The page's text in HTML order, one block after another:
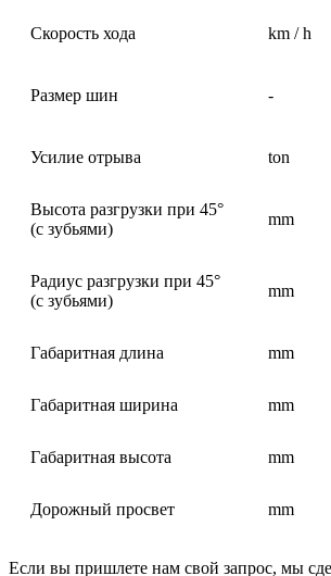
Скорость хода km / h
Размер шин -
Усилие отрыва ton
Высота разгрузки при 45°
(с зубьями)
mm
Радиус разгрузки при 45°
(с зубьями)
mm
Габаритная длина mm
Габаритная ширина mm
Габаритная высота mm
Дорожный просвет mm
Если вы пришлете нам свой запрос, мы